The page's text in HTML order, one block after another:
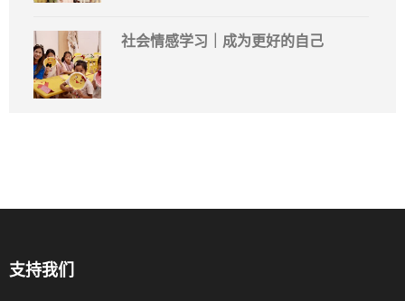
社会情感学习｜成为更好的自己
支持我们